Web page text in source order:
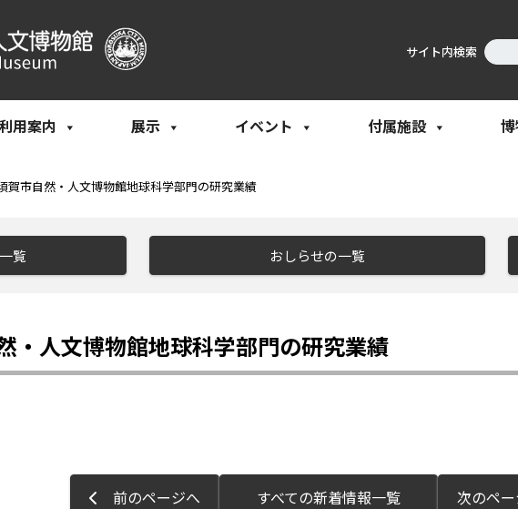
サイト内検索
用案内 展示 イベント 付属施設
賀市自然・人文博物館地球科学部門の研究業績
覧 おしらせの一覧
・人文博物館地球科学部門の研究業績
前のページへ すべての新着情報一覧 次のペ